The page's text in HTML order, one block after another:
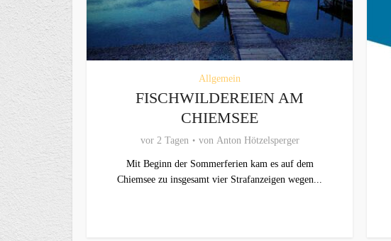
Allgemein
FISCHWILDEREIEN AM
CHIEMSEE
vor 2 Tagen von Anton Hötzelsperger
Mit Beginn der Sommerferien kam es auf dem
Chiemsee zu insgesamt vier Strafanzeigen wegen...